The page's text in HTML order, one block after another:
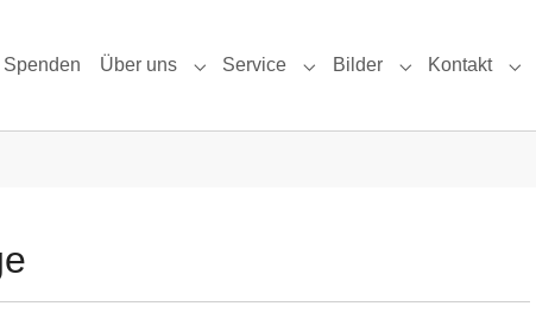
Spenden Über uns
Submenu for "Über uns"
Service
Submenu for "Service"
Bilder
Submenu for
Kontakt